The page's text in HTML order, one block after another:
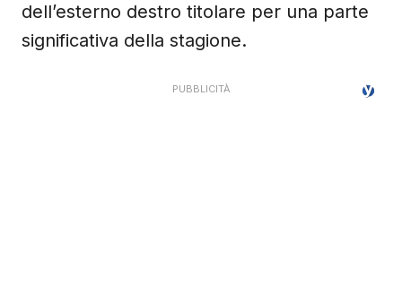
dell’esterno destro titolare per una parte
significativa della stagione.